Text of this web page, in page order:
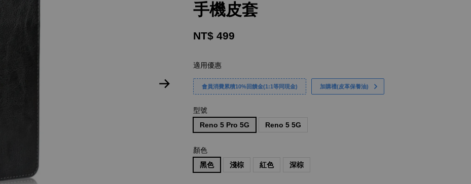
手機皮套
NT$ 499
適用優惠
會員消費累積10%回饋金(1:1等同現金) 加購禮(皮革保養油)
型號
Reno 5 Pro 5G
Reno 5 5G
顏色
黑色
淺棕 紅色 深棕